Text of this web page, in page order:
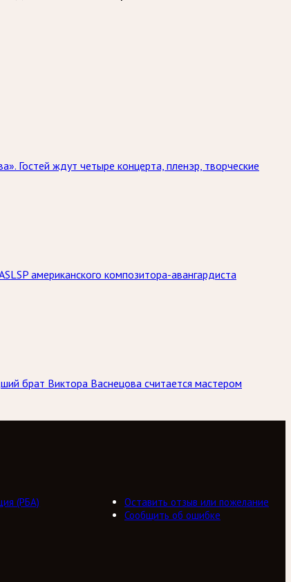
Гостей ждут четыре концерта, пленэр, творческие
американского композитора-авангардиста
брат Виктора Васнецова считается мастером
(РБА)
Оставить отзыв или пожелание
Сообщить об ошибке